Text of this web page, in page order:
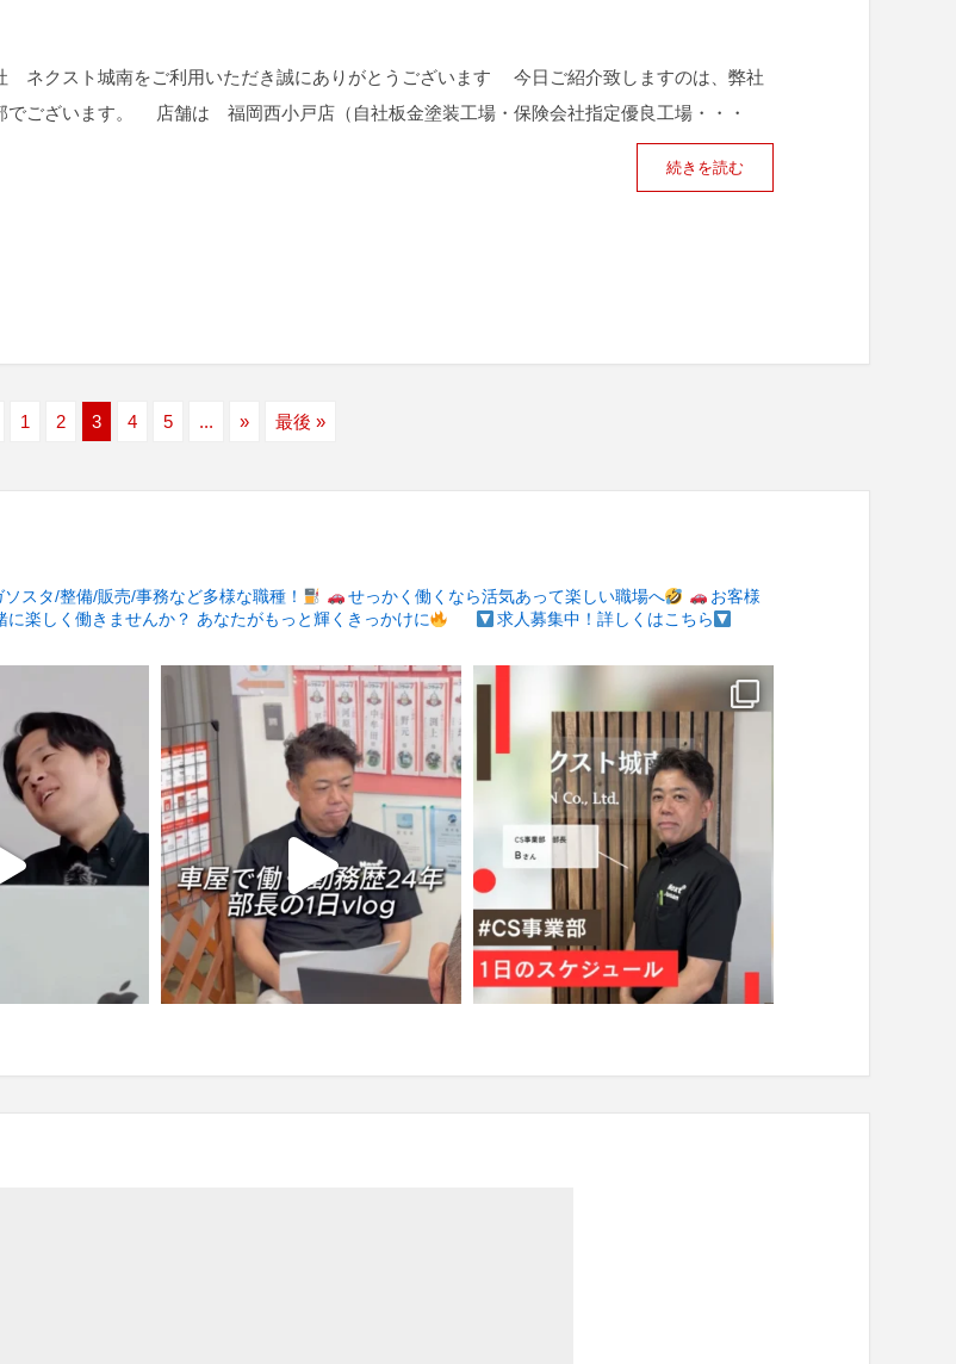
ネクスト城南をご利用いただき誠にありがとうございます 今日ご紹介致しますのは、弊社
でございます。 店舗は 福岡西小戸店（自社板金塗装工場・保険会社指定優良工場・・・
続きを読む
1 2 3 4 5 ... » 最後 »
ソスタ/整備/販売/事務など多様な職種！ せっかく働くなら活気あって楽しい職場へ
お客様
に楽しく働きませんか？ あなたがもっと輝くきっかけに 求人募集中！詳しくはこちら